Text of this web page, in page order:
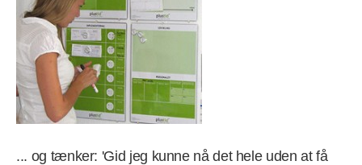
... og tænker: 'Gid jeg kunne nå det hele uden at få